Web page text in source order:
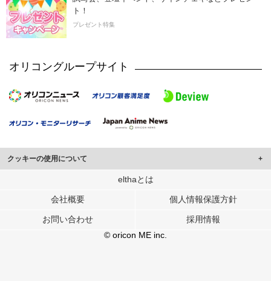
ト！
プレゼント特集
オリコングループサイト
クッキーの使用について
このサイトでは Cookie を使用して、ユーザーに合わせたコンテンツや広告の
行っています。
メディアや広告配信、データ解析の各パートナーに提供しています。
各パートナーは、この情報とユーザーが各パートナーに提供した他の情報や、
ユーザーが各パートナーのサービスを使用したときに収集した他の情報を組み
elthaとは
会社概要 個人情報保護方針
お問い合わせ
採用情報
© oricon ME inc.